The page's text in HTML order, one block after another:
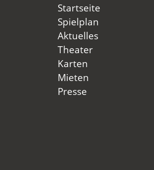
Startseite
Spielplan
Aktuelles
Theater
Karten
Mieten
Presse